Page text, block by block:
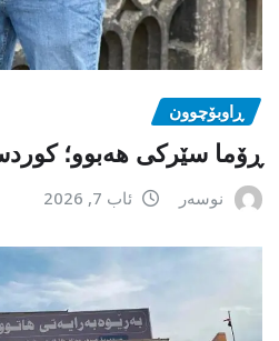
ڕاوبۆچوون
ڕۆما سێرکی هەبوو؛
نوسەر ئاب 7, 2026